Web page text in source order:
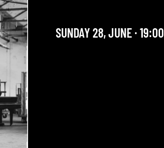
SUNDAY 28, JUNE · 19:00